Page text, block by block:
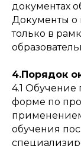
документах
Документы о
только в
4.Порядок
4.1 Обучение
форме по
обучения